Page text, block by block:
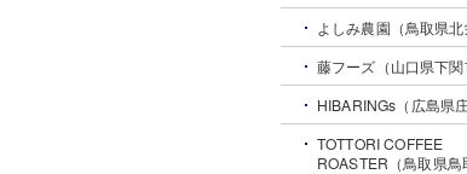
よしみ農園（鳥取県北
藤フーズ（山口県下関
HIBARINGs（広島県庄
TOTTORI COFFEE
ROASTER（鳥取県鳥